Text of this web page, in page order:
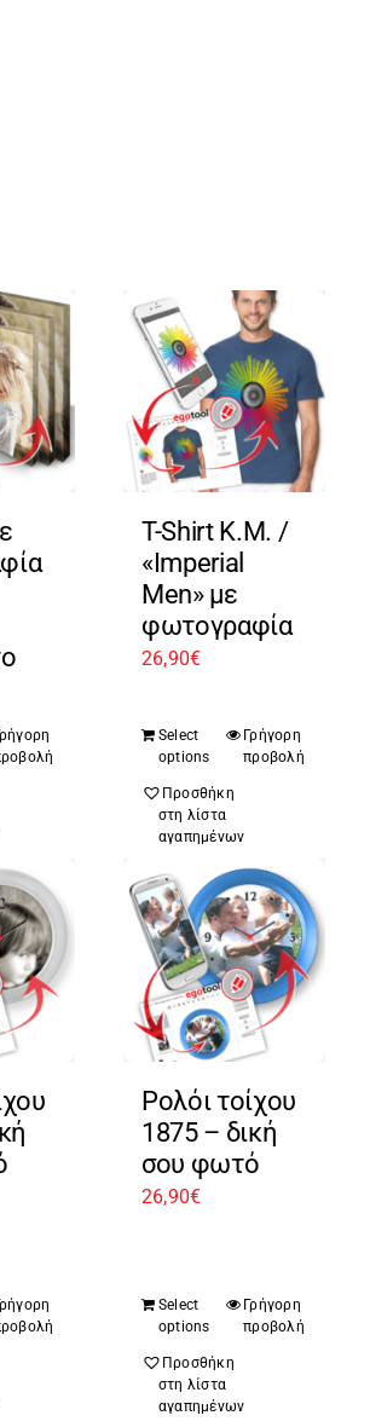
T-Shirt Κ.Μ. /
«Imperial
Men» με
φωτογραφία
26,90€
Select
options
Γρήγορη
προβολή
Προσθήκη
στη λίστα
αγαπημένων
Ρολόι τοίχου
1875 – δική
σου φωτό
26,90€
Select
options
Γρήγορη
προβολή
Προσθήκη
στη λίστα
αγαπημένων